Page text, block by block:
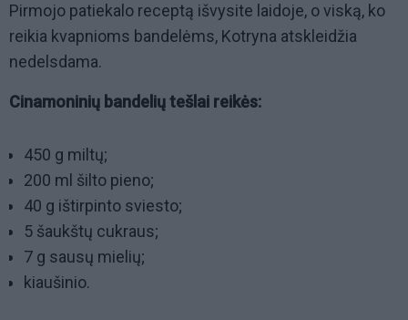
Pirmojo patiekalo receptą išvysite laidoje, o viską, ko
reikia kvapnioms bandelėms, Kotryna atskleidžia
nedelsdama.
Cinamoninių bandelių tešlai reikės:
450 g miltų;
200 ml šilto pieno;
40 g ištirpinto sviesto;
5 šaukštų cukraus;
7 g sausų mielių;
kiaušinio.